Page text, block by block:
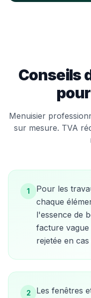
Conseils
pour
Menuisier
sur mesure. TVA
1
Pour les
chaque
l'essence de
facture
rejetée en cas
2
Les fenêtres